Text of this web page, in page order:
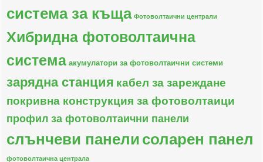
система за къща Фотоволтаични централи
Хибридна фотоволтаична
система акумулатори за фотоволтаични системи
зарядна станция кабел за зареждане
покривна конструкция за фотоволтаици
профил за фотоволтаични панели
слънчеви панелисоларен панел
фотоволтаична централа